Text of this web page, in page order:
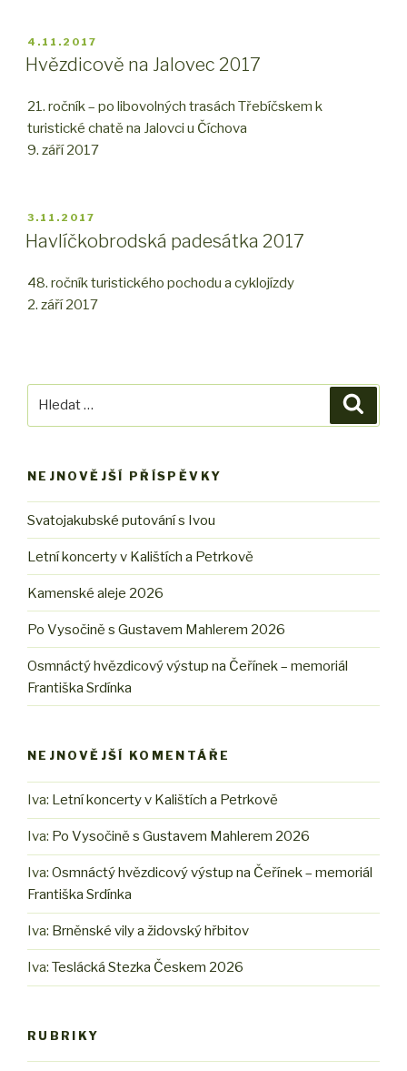
PUBLIKOVÁNO
4.11.2017
Hvězdicově na Jalovec 2017
21. ročník – po libovolných trasách Třebíčskem k
turistické chatě na Jalovci u Číchova
9. září 2017
PUBLIKOVÁNO
3.11.2017
Havlíčkobrodská padesátka 2017
48. ročník turistického pochodu a cyklojízdy
2. září 2017
NEJNOVĚJŠÍ PŘÍSPĚVKY
Svatojakubské putování s Ivou
Letní koncerty v Kalištích a Petrkově
Kamenské aleje 2026
Po Vysočině s Gustavem Mahlerem 2026
Osmnáctý hvězdicový výstup na Čeřínek – memoriál
Františka Srdínka
NEJNOVĚJŠÍ KOMENTÁŘE
Iva: Letní koncerty v Kalištích a Petrkově
Iva: Po Vysočině s Gustavem Mahlerem 2026
Iva: Osmnáctý hvězdicový výstup na Čeřínek – memoriál
Františka Srdínka
Iva: Brněnské vily a židovský hřbitov
Iva: Teslácká Stezka Českem 2026
RUBRIKY